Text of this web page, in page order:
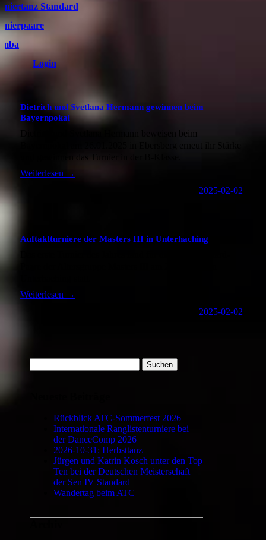
Standard
Login
Dietrich und Svetlana Hermann gewinnen beim
Bayernpokal
Dietrich und Svetlana Hermann beweisen beim
und gewinnen das Turnier in der B-Klasse.
Weiterlesen →
2025-02-02
Auftaktturniere der Masters III in Unterhaching
Weiterlesen →
2025-02-02
nach:
Rückblick ATC-Sommerfest 2026
Internationale Ranglistenturniere bei
der DanceComp 2026
2026-10-31: Herbsttanz
Jürgen und Katrin Kosch unter den Top
Ten bei der Deutschen Meisterschaft
der Sen IV Standard
Wandertag beim ATC